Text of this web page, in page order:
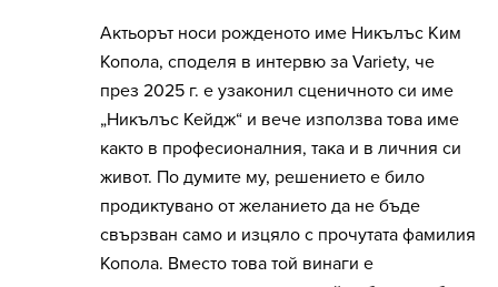
Актьорът носи рожденото име Никълъс Ким
Копола, споделя в интервю за Variety, че
през 2025 г. е узаконил сценичното си име
„Никълъс Кейдж“ и вече използва това име
както в професионалния, така и в личния си
живот. По думите му, решението е било
продиктувано от желанието да не бъде
свързван само и изцяло с прочутата фамилия
Копола. Вместо това той винаги е